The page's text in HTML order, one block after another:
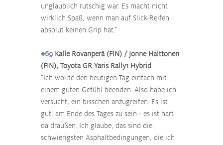
unglaublich rutschig war. Es macht nicht
wirklich Spaß, wenn man auf Slick-Reifen
absolut keinen Grip hat."
#69 Kalle Rovanperä (FIN) / Jonne Halttonen
(FIN), Toyota GR Yaris Rally1 Hybrid
"Ich wollte den heutigen Tag einfach mit
einem guten Gefühl beenden. Also habe ich
versucht, ein bisschen anzugreifen. Es ist
gut, am Ende des Tages zu sein - es ist hart
da draußen. Ich glaube, das sind die
schwierigsten Asphaltbedingungen, die ich